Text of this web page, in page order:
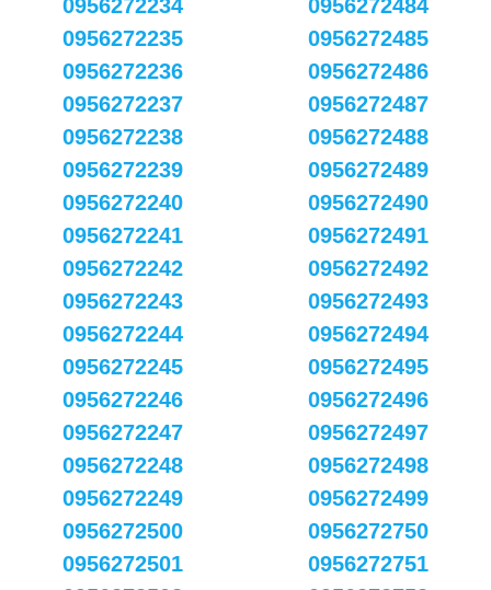
0956272234
0956272235
0956272236
0956272237
0956272238
0956272239
0956272240
0956272241
0956272242
0956272243
0956272244
0956272245
0956272246
0956272247
0956272248
0956272249
0956272484
0956272485
0956272486
0956272487
0956272488
0956272489
0956272490
0956272491
0956272492
0956272493
0956272494
0956272495
0956272496
0956272497
0956272498
0956272499
0956272500
0956272501
0956272750
0956272751